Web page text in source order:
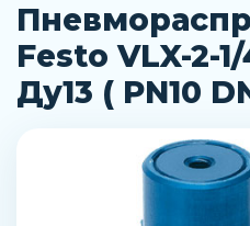
Festo VLX-2-
Ду13 ( PN10